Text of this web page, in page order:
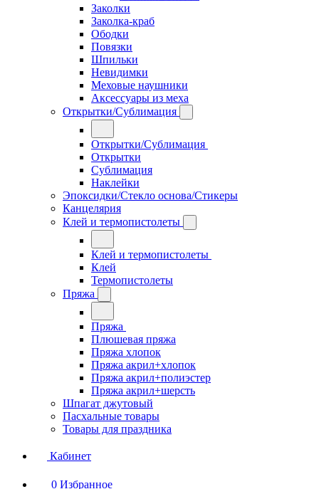
Заколки
Заколка-краб
Ободки
Повязки
Шпильки
Невидимки
Меховые наушники
Аксессуары из меха
Открытки/Сублимация
Открытки/Сублимация
Открытки
Сублимация
Наклейки
Эпоксидки/Стекло основа/Стикеры
Канцелярия
Клей и термопистолеты
Клей и термопистолеты
Клей
Термопистолеты
Пряжа
Пряжа
Плюшевая пряжа
Пряжа хлопок
Пряжа акрил+хлопок
Пряжа акрил+полиэстер
Пряжа акрил+шерсть
Шпагат джутовый
Пасхальные товары
Товары для праздника
Кабинет
0 Избранное